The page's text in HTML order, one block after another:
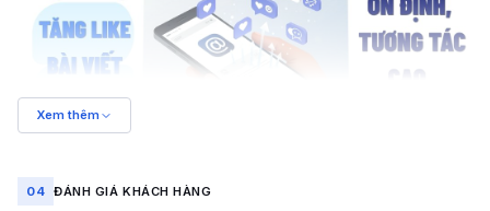
Vì sao lượt like trên Threads lại quan trọng?
Xem thêm
04 ĐÁNH GIÁ KHÁCH HÀNG